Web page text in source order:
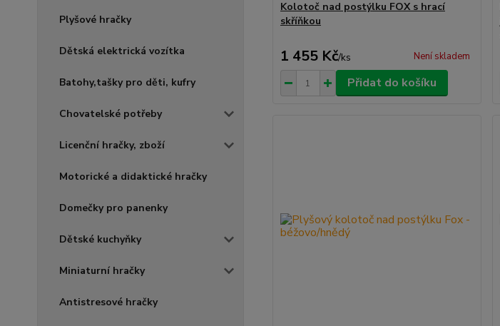
Plyšové hračky
Dětská elektrická vozítka
Batohy,tašky pro děti, kufry
Chovatelské potřeby
Licenční hračky, zboží
Motorické a didaktické hračky
Domečky pro panenky
Dětské kuchyňky
Miniaturní hračky
Antistresové hračky
Kolotoč nad postýlku FOX s hrací
skříňkou
1 455 Kč/ks Není skladem
Přidat do košíku